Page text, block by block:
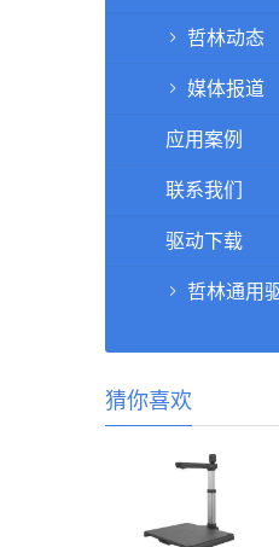
哲林动态
媒体报道
应用案例
联系我们
驱动下载
哲林通用
猜你喜欢